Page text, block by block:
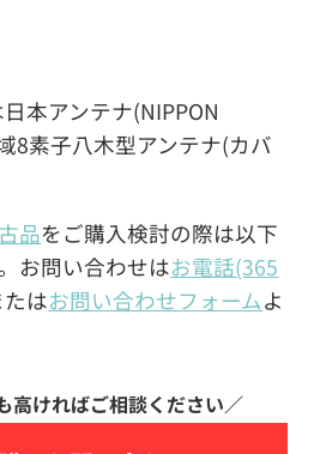
本アンテナ(NIPPON
8素子八木型アンテナ(カバ
品をご購入検討の際は以下
お問い合わせはお電話(365
はお問い合わせフォームよ